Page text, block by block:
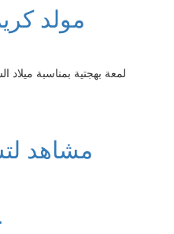
مولد
لمعة بهجتية بمناسبة ميلاد
مشاهد